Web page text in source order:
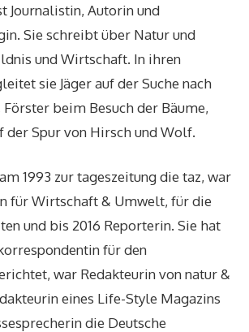
Journalistin, Autorin und
Sie schreibt über Natur und
und Wirtschaft. In ihren
sie Jäger auf der Suche nach
beim Besuch der Bäume,
der Spur von Hirsch und Wolf.
1993 zur tageszeitung die taz, war
für Wirtschaft & Umwelt, für die
und bis 2016 Reporterin. Sie hat
für den
war Redakteurin von natur &
eines Life-Style Magazins
die Deutsche